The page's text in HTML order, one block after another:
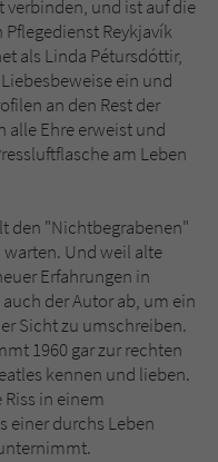
verbinden, und ist auf die
Reykjavík
als Linda Pétursdóttir,
ein und
an den Rest der
alle Ehre erweist und
am Leben
den "Nichtbegrabenen"
warten. Und weil alte
Erfahrungen in
der Autor ab, um ein
Sicht zu umschreiben.
1960 gar zur rechten
kennen und lieben.
in einem
einer durchs Leben
zu